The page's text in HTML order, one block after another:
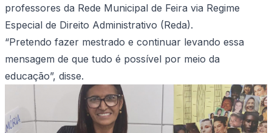
professores da Rede Municipal de Feira via Regime
Especial de Direito Administrativo (Reda).
“Pretendo fazer mestrado e continuar levando essa
mensagem de que tudo é possível por meio da
educação”, disse.